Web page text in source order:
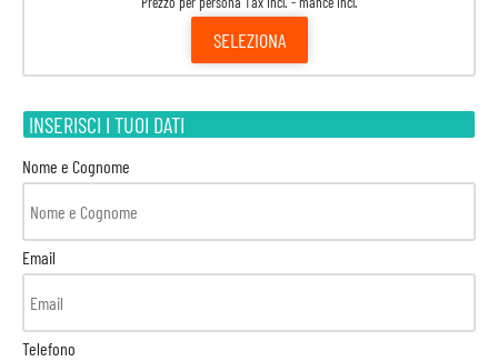
SELEZIONA
INSERISCI I TUOI DATI
Nome e Cognome
Email
Telefono